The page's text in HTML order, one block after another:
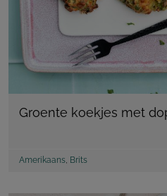
Groente koekjes met
Amerikaans, Brits